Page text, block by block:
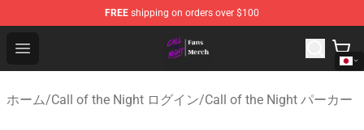
FREE shipping on orders over $100
Open menu
Call of the Night Store - Official Call of the Night
ホーム/Call of the Night ログイン/Call of the Night パーカー